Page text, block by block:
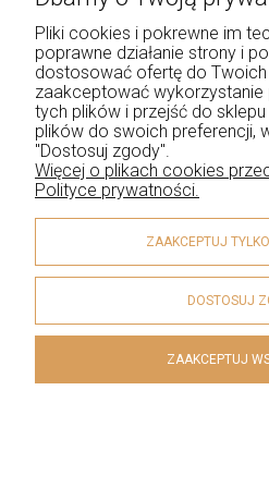
Pozłacane Srebrne
Pliki cookies i pokrewne im
poprawne działanie strony i
dostosować ofertę do
zaakceptować wykorzystanie
tych plików i przejść do
plików do swoich preferencji,
"Dostosuj zgody".
Więcej o plikach cookies
Polityce prywatności.
ZAAKCEPTUJ
DOSTOSUJ
ZAAKCEPTUJ